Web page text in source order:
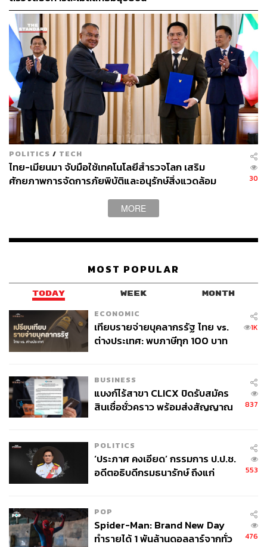
190
ABOUT THE AUTHOR
THE STANDARD TEAM
กองบรรณาธิการ THE STANDARD
POLITICS / TECH
ไทย-เมียนมา จับมือใช้เทคโนโลยีสำรวจโลก เสริม
ศักยภาพการจัดการภัยพิบัติและอนุรักษ์สิ่งแวดล้อม
30
MORE
MOST POPULAR
TODAY WEEK MONTH
ECONOMIC
เทียบรายจ่ายบุคลากรรัฐ ไทย vs.
ต่างประเทศ: พบภาษีทุก 100 บาท
1K
BUSINESS
แบงก์ไร้สาขา CLICX ปิดรับสมัคร
สินเชื่อชั่วคราว พร้อมส่งสัญญาณ
837
POLITICS
‘ประภาศ คงเอียด’ กรรมการ ป.ป.ช.
อดีตอธิบดีกรมธนารักษ์ ถึงแก่
553
POP
Spider-Man: Brand New Day
ทำรายได้ 1 พันล้านดอลลาร์จากทั่ว
476